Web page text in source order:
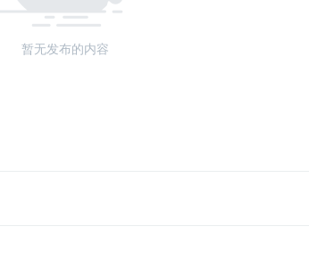
暂无发布的内容